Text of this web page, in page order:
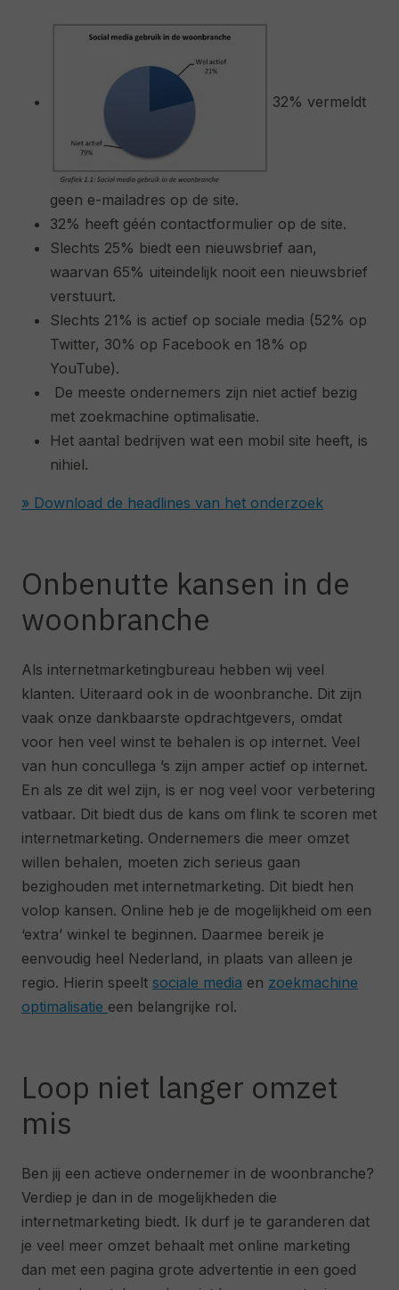
32% vermeldt
geen e-mailadres op de site.
32% heeft géén contactformulier op de site.
Slechts 25% biedt een nieuwsbrief aan,
waarvan 65% uiteindelijk nooit een nieuwsbrief
verstuurt.
Slechts 21% is actief op sociale media (52% op
Twitter, 30% op Facebook en 18% op
YouTube).
De meeste ondernemers zijn niet actief bezig
met zoekmachine optimalisatie.
Het aantal bedrijven wat een mobil site heeft, is
nihiel.
» Download de headlines van het onderzoek
Onbenutte kansen in de
woonbranche
Als internetmarketingbureau hebben wij veel
klanten. Uiteraard ook in de woonbranche. Dit zijn
vaak onze dankbaarste opdrachtgevers, omdat
voor hen veel winst te behalen is op internet. Veel
van hun concullega ’s zijn amper actief op internet.
En als ze dit wel zijn, is er nog veel voor verbetering
vatbaar. Dit biedt dus de kans om flink te scoren met
internetmarketing. Ondernemers die meer omzet
willen behalen, moeten zich serieus gaan
bezighouden met internetmarketing. Dit biedt hen
volop kansen. Online heb je de mogelijkheid om een
‘extra’ winkel te beginnen. Daarmee bereik je
eenvoudig heel Nederland, in plaats van alleen je
regio. Hierin speelt sociale media en zoekmachine
optimalisatie een belangrijke rol.
Loop niet langer omzet
mis
Ben jij een actieve ondernemer in de woonbranche?
Verdiep je dan in de mogelijkheden die
internetmarketing biedt. Ik durf je te garanderen dat
je veel meer omzet behaalt met online marketing
dan met een pagina grote advertentie in een goed